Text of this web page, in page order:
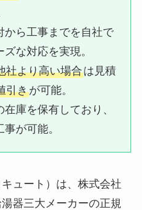
から工事までを自社で
な対応を実現。
社より高い場合は見積
引きが可能。
庫を保有しており、
が可能。
ュート）は、株式会社
器三大メーカーの正規